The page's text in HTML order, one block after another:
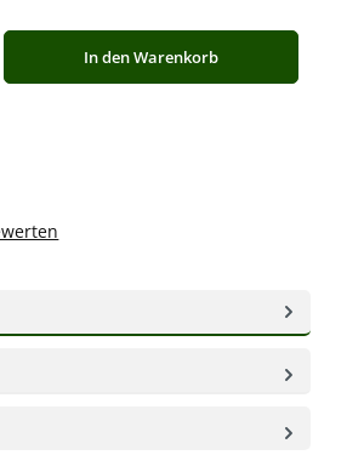
gewünschten Wert ein oder benutze die
In den Warenkorb